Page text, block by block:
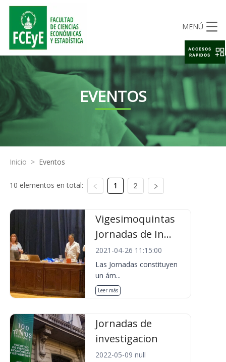
MENÚ
EVENTOS
Inicio > Eventos
10 elementos en total: 1 2
Vigesimoquintas
Jornadas de In...
2021-04-26 11:15:00
Las Jornadas constituyen
un ám...
Leer más
Jornadas de
investigacion
2022-05-09 null
ACCESOS
RAPIDOS